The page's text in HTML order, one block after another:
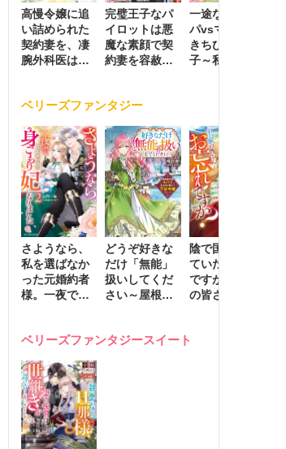
高慢令嬢に追
い詰められた
契約妻を、凄
腕外科医はこ
完璧王子なパ
イロットは悪
魔な素顔で契
約妻を容赦な
一途な社長パ
パvsママ大好
きちびっこ息
子～私を捨て
ベリーズファンタジー
さようなら、
私を選ばなか
った元婚約者
様。一夜で大
ました２
どうぞ好きな
だけ「無能」
扱いしてくだ
さい～屋根裏
動かす万能令
陰で国を支え
ていたのは私
ですが、王家
の皆さんお忘
れ才女の辺境
ベリーズファンタジースイート